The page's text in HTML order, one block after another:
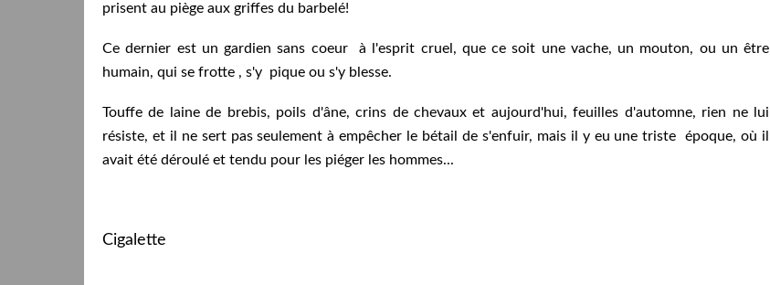
prisent au piège aux griffes du barbelé!
Ce dernier est un gardien sans coeur à l'esprit cruel, que ce soit une vache, un mouton, ou un être
humain, qui se frotte , s'y pique ou s'y blesse.
Touffe de laine de brebis, poils d'âne, crins de chevaux et aujourd'hui, feuilles d'automne, rien ne lui
résiste, et il ne sert pas seulement à empêcher le bétail de s'enfuir, mais il y eu une triste époque, où il
avait été déroulé et tendu pour les piéger les hommes...
Cigalette